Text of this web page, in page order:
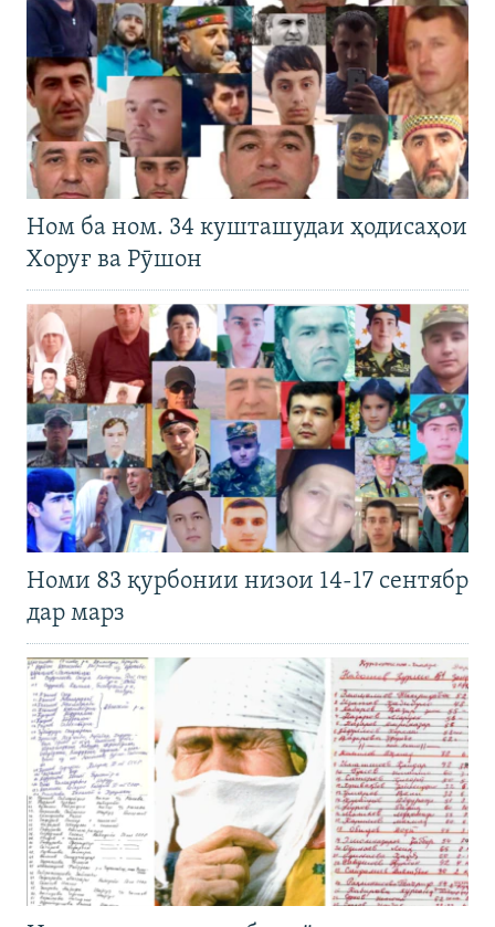
Ном ба ном. 34 кушташудаи ҳодисаҳои
Хоруғ ва Рӯшон
Номи 83 қурбонии низои 14-17 сентябр
дар марз